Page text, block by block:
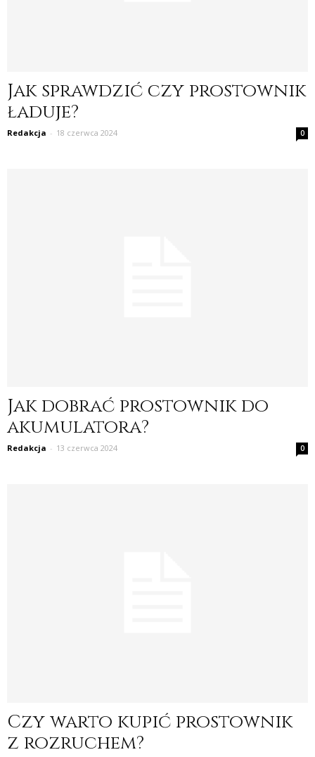
Jak sprawdzić czy prostownik
ładuje?
Redakcja - 18 czerwca 2024 0
Jak dobrać prostownik do
akumulatora?
Redakcja - 13 czerwca 2024 0
Czy warto kupić prostownik
z rozruchem?